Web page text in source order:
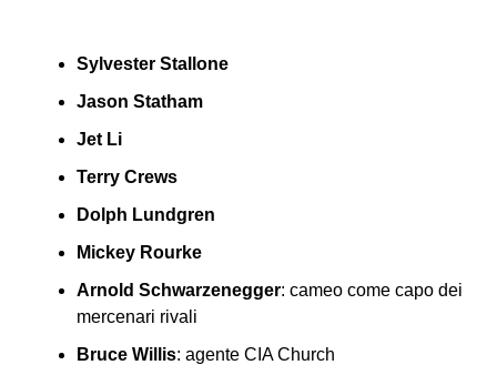
Sylvester Stallone
Jason Statham
Jet Li
Terry Crews
Dolph Lundgren
Mickey Rourke
Arnold Schwarzenegger: cameo come capo dei
mercenari rivali
Bruce Willis: agente CIA Church